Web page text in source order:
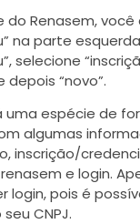
do Renasem,
na parte
selecione
depois “novo”.
uma espécie de
algumas
inscrição/
e login.
login, pois é
CNPJ.